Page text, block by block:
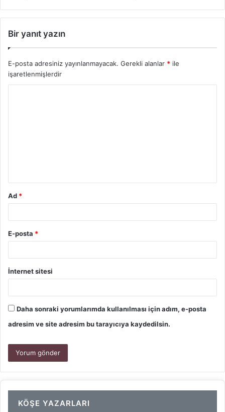
Bir yanıt yazın
E-posta adresiniz yayınlanmayacak. Gerekli alanlar * ile
işaretlenmişlerdir
Ad *
E-posta *
İnternet sitesi
Daha sonraki yorumlarımda kullanılması için adım, e-posta
adresim ve site adresim bu tarayıcıya kaydedilsin.
KÖŞE YAZARLARI